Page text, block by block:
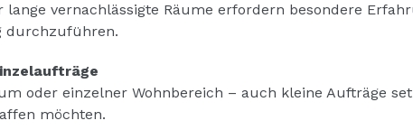
vernachlässigte Räume erfordern besondere
durchzuführen.
oder einzelner Wohnbereich – auch kleine Aufträge
möchten.